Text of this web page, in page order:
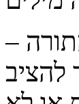
–
להציב